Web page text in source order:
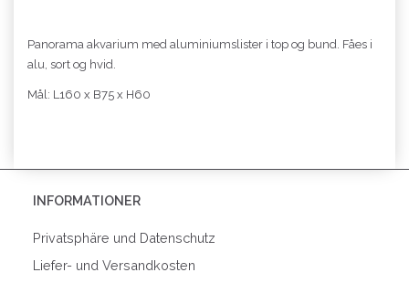
Panorama akvarium med aluminiumslister i top og bund. Fåes i
alu, sort og hvid.
Mål: L160 x B75 x H60
INFORMATIONER
Privatsphäre und Datenschutz
Liefer- und Versandkosten